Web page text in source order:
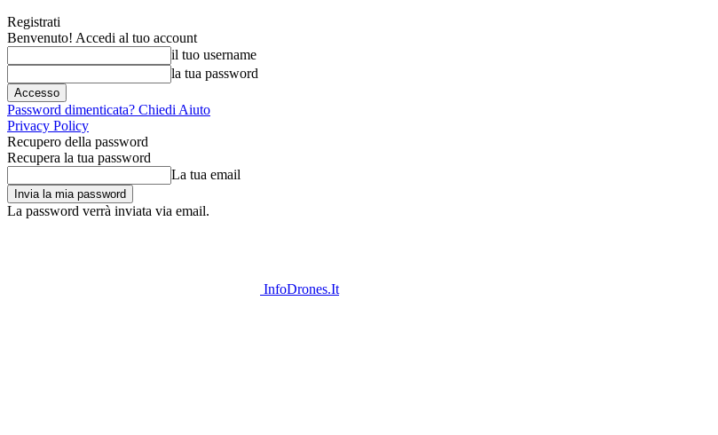
Registrati
Benvenuto! Accedi al tuo account
il tuo username
la tua password
Password dimenticata? Chiedi Aiuto
Privacy Policy
Recupero della password
Recupera la tua password
La tua email
La password verrà inviata via email.
InfoDrones.It